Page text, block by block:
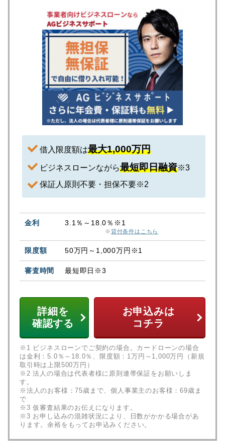
借入限度額は最大1,000万円
ビジネスローンながら最短即日融資※3
保証人原則不要・担保不要※2
3.1％～18.0％※1
※貸付条件はこちら
50万円～1,000万円※1
最短即日※3
詳細を
確認する
お申込みは
コチラ
※1 ビジネスローンでご契約の場合。カードローンの場合
は金利：5.0％～18.0％、限度額：1万円～1,000万円（新規
取引時は上限500万円）
※2 法人の場合は代表者様に原則連帯保証をお願いしま
す。
※法人のお客様：75歳まで、個人事業主のお客様：69歳ま
で
※3 仮審査結果のお伝えになります。
※3 お申し込みの混雑状況により、日数がかかる場合があ
ります。余裕をもってお申込みください。